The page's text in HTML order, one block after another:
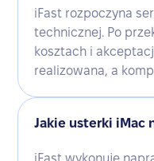
iFast rozpoczyna
technicznej. Po
kosztach i
realizowana, a
Jakie usterki iMac
iFast wykonuje